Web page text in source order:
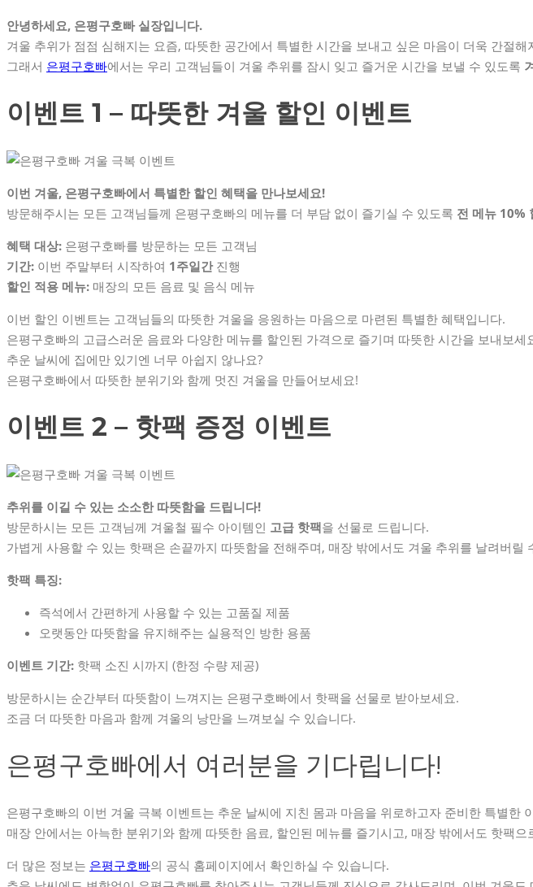
안녕하세요, 은평구호빠 실장입니다.
겨울 추위가 점점 심해지는 요즘, 따뜻한 공간에서 특별한 시간을 보내고 싶은 마음이 더욱 간절해
그래서 은평구호빠에서는 우리 고객님들이 겨울 추위를 잠시 잊고 즐거운 시간을 보낼 수 있도록
이벤트 1 – 따뜻한 겨울 할인 이벤트
이번 겨울, 은평구호빠에서 특별한 할인 혜택을 만나보세요!
방문해주시는 모든 고객님들께 은평구호빠의 메뉴를 더 부담 없이 즐기실 수 있도록 전 메뉴 10%
혜택 대상: 은평구호빠를 방문하는 모든 고객님
기간: 이번 주말부터 시작하여 1주일간진행
할인 적용 메뉴: 매장의 모든 음료 및 음식 메뉴
이번 할인 이벤트는 고객님들의 따뜻한 겨울을 응원하는 마음으로 마련된 특별한 혜택입니다.
은평구호빠의 고급스러운 음료와 다양한 메뉴를 할인된 가격으로 즐기며 따뜻한 시간을 보내보세
추운 날씨에 집에만 있기엔 너무 아쉽지 않나요?
은평구호빠에서 따뜻한 분위기와 함께 멋진 겨울을 만들어보세요!
이벤트 2 – 핫팩 증정 이벤트
추위를 이길 수 있는 소소한 따뜻함을 드립니다!
방문하시는 모든 고객님께 겨울철 필수 아이템인 고급 핫팩을 선물로 드립니다.
가볍게 사용할 수 있는 핫팩은 손끝까지 따뜻함을 전해주며, 매장 밖에서도 겨울 추위를 날려버릴
핫팩 특징:
즉석에서 간편하게 사용할 수 있는 고품질 제품
오랫동안 따뜻함을 유지해주는 실용적인 방한 용품
이벤트 기간: 핫팩 소진 시까지 (한정 수량 제공)
방문하시는 순간부터 따뜻함이 느껴지는 은평구호빠에서 핫팩을 선물로 받아보세요.
조금 더 따뜻한 마음과 함께 겨울의 낭만을 느껴보실 수 있습니다.
은평구호빠에서 여러분을 기다립니다!
은평구호빠의 이번 겨울 극복 이벤트는 추운 날씨에 지친 몸과 마음을 위로하고자 준비한 특별한
매장 안에서는 아늑한 분위기와 함께 따뜻한 음료, 할인된 메뉴를 즐기시고, 매장 밖에서도 핫팩으
더 많은 정보는 은평구호빠의 공식 홈페이지에서 확인하실 수 있습니다.